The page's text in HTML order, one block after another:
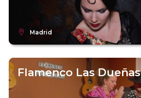
Madrid
Flamenco Las Dueñas